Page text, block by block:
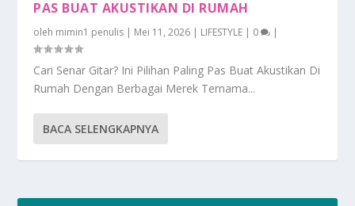
PAS BUAT AKUSTIKAN DI RUMAH
oleh mimin1 penulis | Mei 11, 2026 | LIFESTYLE | 0 |
Cari Senar Gitar? Ini Pilihan Paling Pas Buat Akustikan Di
Rumah Dengan Berbagai Merek Ternama...
BACA SELENGKAPNYA